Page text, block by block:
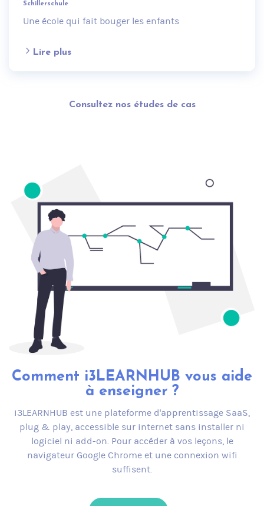
Schillerschule
Une école qui fait bouger les enfants
Lire plus
Consultez nos études de cas
Comment i3LEARNHUB vous aide
à enseigner ?
i3LEARNHUB est une plateforme d'apprentissage SaaS,
plug & play, accessible sur internet sans installer ni
logiciel ni add-on. Pour accéder à vos leçons, le
navigateur Google Chrome et une connexion wifi
suffisent.